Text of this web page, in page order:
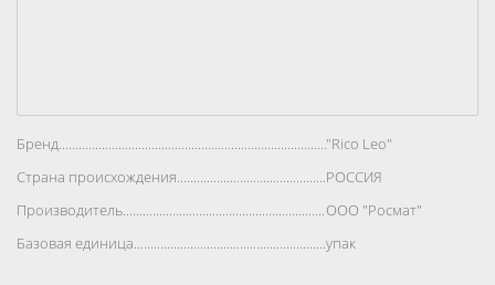
Бренд.................................................................................."Rico Leo"
Страна происхождения..................................................................................
РОССИЯ
Производитель..................................................................................
ООО "Росмат"
Базовая единица..................................................................................
упак